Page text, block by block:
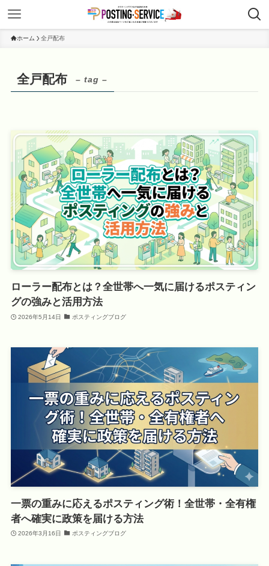
ホーム 全戸配布
全戸配布 – tag –
ローラー配布とは？全世帯へ一気に届けるポスティン
グの強みと活用方法
2026年5月14日 ポスティングブログ
一票の重みに応えるポスティング術！全世帯・全有権
者へ確実に政策を届ける方法
2026年3月16日 ポスティングブログ